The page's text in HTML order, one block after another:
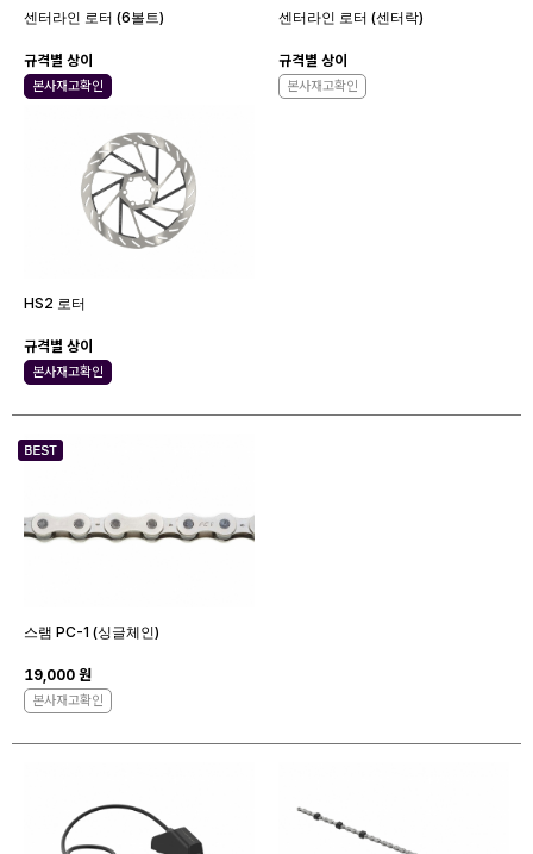
센터라인 로터 (6볼트)
규격별 상이
본사재고확인
센터라인 로터 (센터락)
규격별 상이
본사재고확인
HS2 로터
규격별 상이
본사재고확인
스램 PC-1 (싱글체인)
19,000 원
본사재고확인